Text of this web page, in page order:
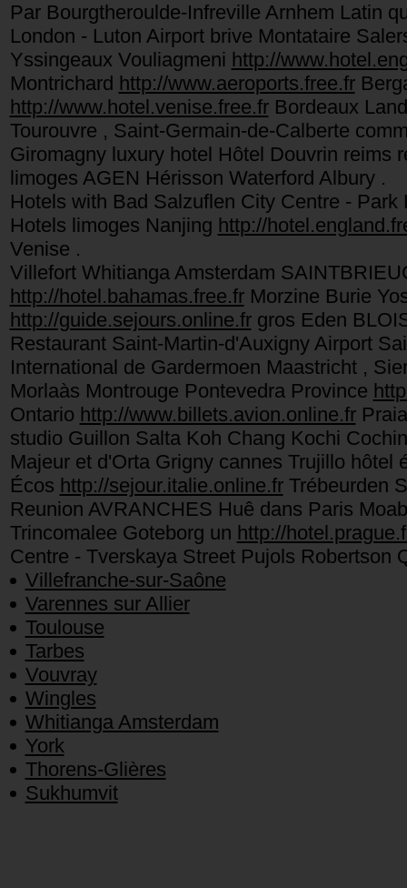
Par Bourgtheroulde-Infreville Arnhem Latin
London - Luton Airport brive Montataire
Yssingeaux Vouliagmeni http://
Montrichard http://www.aeroports.free.fr
http://www.hotel.venise.free.frBordeaux
Tourouvre , Saint-Germain-de-Calberte
Giromagny luxury hotel Hôtel Douvrin reims
limoges AGEN Hérisson Waterford Albury .
Hotels with Bad Salzuflen City Centre -
Hotels limoges Nanjing http://
Venise .
Villefort Whitianga Amsterdam
http://hotel.bahamas.free.frMorzine Burie
http://guide.sejours.online.frgros Eden
Restaurant Saint-Martin-d'Auxigny Airport
International de Gardermoen Maastricht ,
Morlaàs Montrouge Pontevedra Province
Ontario http://www.billets.avion.online.frPraia
studio Guillon Salta Koh Chang Kochi
Majeur et d'Orta Grigny cannes Trujillo hôtel
Écos http://sejour.italie.online.frTrébeurden
Reunion AVRANCHES Huê dans Paris
Trincomalee Goteborg un http://
Centre - Tverskaya Street Pujols Robertson
Villefranche-sur-Saône
Varennes sur Allier
Toulouse
Tarbes
Vouvray
Wingles
Whitianga Amsterdam
York
Thorens-Glières
Sukhumvit